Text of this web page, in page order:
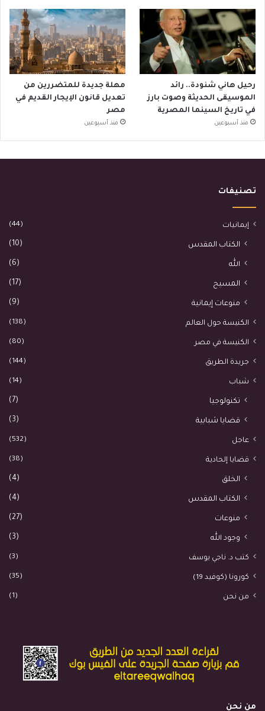
رحيل هاني شنودة.. رائد
الموسيقى الحديثة وصوت بارز
في تاريخ السينما المصرية
منذ أسبوعين
مهلة جديدة للمتضررين من
تعديل قانون الإيجار القديم في
مصر
منذ أسبوعين
تصنيفات
إيمانيات (44)
الكتاب المقدس (10)
الله (6)
المسيح (17)
منوعات إيمانية (9)
الكنيسة حول العالم (138)
الكنيسة في مصر (80)
جريدة الطريق (144)
شباب (14)
تكنولوجيا (7)
قضايا شبابية (3)
عاجل (532)
قضايا إلحادية (38)
الخلق (4)
الكتاب المقدس (4)
منوعات (27)
وجود الله (3)
كتب د. ناجي يوسف (3)
كورونا (كوفيد 19) (35)
من نحن (1)
من نحن